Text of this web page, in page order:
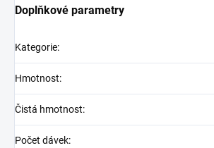
Doplňkové parametry
Kategorie:
Hmotnost:
Čistá hmotnost:
Počet dávek: